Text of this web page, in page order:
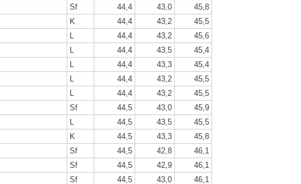
Sf 44,4 43,0
45,8
K 44,4 43,2
45,5
L 44,4 43,2
45,6
L 44,4 43,5
45,4
L 44,4 43,3
45,4
L 44,4 43,2
45,5
L 44,4 43,2
45,5
Sf 44,5 43,0
45,9
L 44,5 43,5
45,5
K 44,5 43,3
45,8
Sf 44,5 42,8
46,1
Sf 44,5 42,9
46,1
Sf 44,5 43,0 46,1